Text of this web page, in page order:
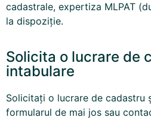
cadastrale, expertiza MLPAT
la dispoziție.
Solicita o lucrare de
intabulare
Solicitați o lucrare de cadastru
formularul de mai jos sau